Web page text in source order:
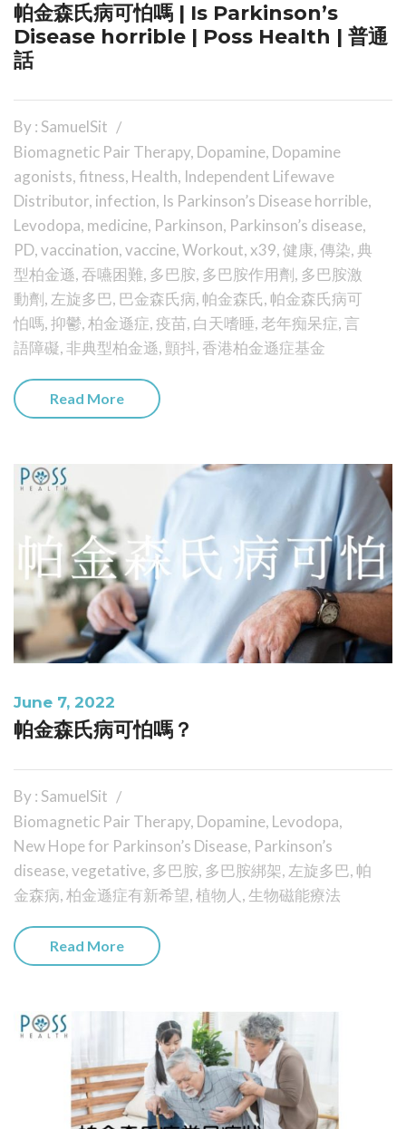
帕金森氏病可怕嗎 | Is Parkinson’s
Disease horrible | Poss Health | 普通
話
By : SamuelSit
Biomagnetic Pair Therapy, Dopamine, Dopamine
agonists,fitness, Health, Independent Lifewave
Distributor, infection, Is Parkinson’s Disease horrible,
Levodopa, medicine, Parkinson, Parkinson’s disease,
PD,vaccination,vaccine,Workout,x39,健康,傳染,典
型柏金遜,吞嚥困難, 多巴胺, 多巴胺作用劑, 多巴胺激
動劑,左旋多巴, 巴金森氏病,帕金森氏,帕金森氏病可
怕嗎,抑鬱,柏金遜症,疫苗, 白天嗜睡,老年痴呆症,言
語障礙,非典型柏金遜,顫抖, 香港柏金遜症基金
Read More
June 7, 2022
帕金森氏病可怕嗎？
By : SamuelSit
Biomagnetic Pair Therapy, Dopamine, Levodopa,
New Hope for Parkinson’s Disease, Parkinson’s
disease,vegetative, 多巴胺, 多巴胺綁架, 左旋多巴,帕
金森病,柏金遜症有新希望,植物人 , 生物磁能療法
Read More